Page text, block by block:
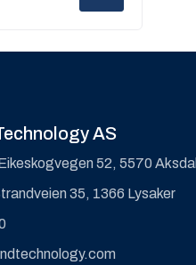
AS
52, 5570 Aksdal
35, 1366 Lysaker